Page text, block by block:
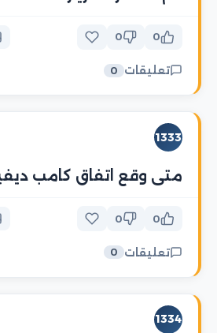
0
0
تعليقات 0
1333
متى وقع اتفاق كامب
0
0
تعليقات 0
1334